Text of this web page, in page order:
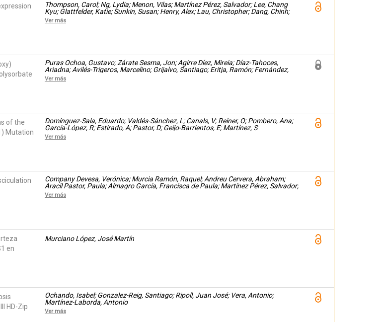
Thompson, Carol; Ng, Lydia; Menon, Vilas; Martínez Pérez, Salvador; Lee, Chang
Kyu; Glattfelder, Katie; Sunkin, Susan; Henry, Alex; Lau, Christopher; Dang, Chinh;
Garcia-López, Raquel; Martínez, Almudena; Pombero, Ana; Rubenstein, John L.R.;
Wakeman, Wayne
Ver más
Puras Ochoa, Gustavo; Zárate Sesma, Jon; Agirre Díez, Mireia; Díaz-Tahoces,
Ariadna; Avilés-Trigeros, Marcelino; Grijalvo, Santiago; Eritja, Ramón; Fernández,
Eduardo; Pedraz, José Luis
Ver más
of the
Mutation
Domínguez-Sala, Eduardo; Valdés-Sánchez, L; Canals, V; Reiner, O; Pombero, Ana;
García-López, R; Estirado, A; Pastor, D; Geijo-Barrientos, E; Martínez, S
Ver más
Company Devesa, Verónica; Murcia Ramón, Raquel; Andreu Cervera, Abraham;
Aracil Pastor, Paula; Almagro García, Francisca de Paula; Martínez Pérez, Salvador;
Echevarría, Diego; de Puelles Martínez de La Torre, Eduardo
Ver más
en
Murciano López, José Martín
HD-Zip
Ochando, Isabel; Gonzalez-Reig, Santiago; Ripoll, Juan José; Vera, Antonio;
Martínez-Laborda, Antonio
Ver más